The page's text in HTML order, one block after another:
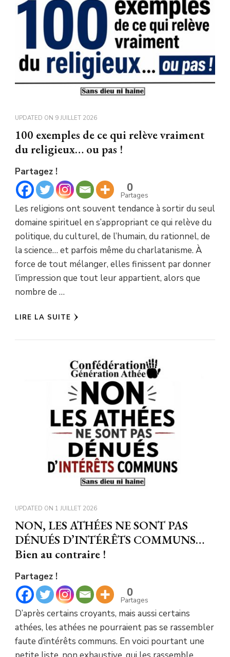
UPDATED ON 9 JUILLET 2026
100 exemples de ce qui relève vraiment
du religieux… ou pas !
Partagez !
0
Partages
Les religions ont souvent tendance à sortir du seul
domaine spirituel en s’appropriant ce qui relève du
politique, du culturel, de l’humain, du rationnel, de
la science… et parfois même du charlatanisme. À
force de tout mélanger, elles finissent par donner
l’impression que tout leur appartient, alors que
nombre de …
LIRE LA SUITE
UPDATED ON 1 JUILLET 2026
NON, LES ATHÉES NE SONT PAS
DÉNUÉS D’INTÉRÊTS COMMUNS…
Bien au contraire !
Partagez !
0
Partages
D’après certains croyants, mais aussi certains
athées, les athées ne pourraient pas se rassembler
faute d’intérêts communs. En voici pourtant une